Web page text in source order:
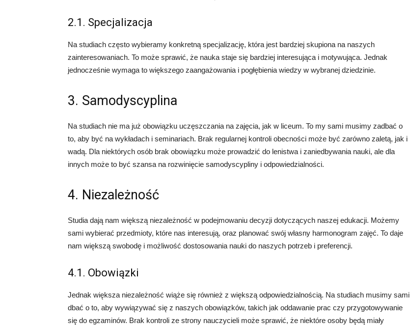
2.1. Specjalizacja
Na studiach często wybieramy konkretną specjalizację, która jest bardziej skupiona na naszych
zainteresowaniach. To może sprawić, że nauka staje się bardziej interesująca i motywująca. Jednak
jednocześnie wymaga to większego zaangażowania i pogłębienia wiedzy w wybranej dziedzinie.
3. Samodyscyplina
Na studiach nie ma już obowiązku uczęszczania na zajęcia, jak w liceum. To my sami musimy zadbać o
to, aby być na wykładach i seminariach. Brak regularnej kontroli obecności może być zarówno zaletą, jak i
wadą. Dla niektórych osób brak obowiązku może prowadzić do lenistwa i zaniedbywania nauki, ale dla
innych może to być szansa na rozwinięcie samodyscypliny i odpowiedzialności.
4. Niezależność
Studia dają nam większą niezależność w podejmowaniu decyzji dotyczących naszej edukacji. Możemy
sami wybierać przedmioty, które nas interesują, oraz planować swój własny harmonogram zajęć. To daje
nam większą swobodę i możliwość dostosowania nauki do naszych potrzeb i preferencji.
4.1. Obowiązki
Jednak większa niezależność wiąże się również z większą odpowiedzialnością. Na studiach musimy sami
dbać o to, aby wywiązywać się z naszych obowiązków, takich jak oddawanie prac czy przygotowywanie
się do egzaminów. Brak kontroli ze strony nauczycieli może sprawić, że niektóre osoby będą miały